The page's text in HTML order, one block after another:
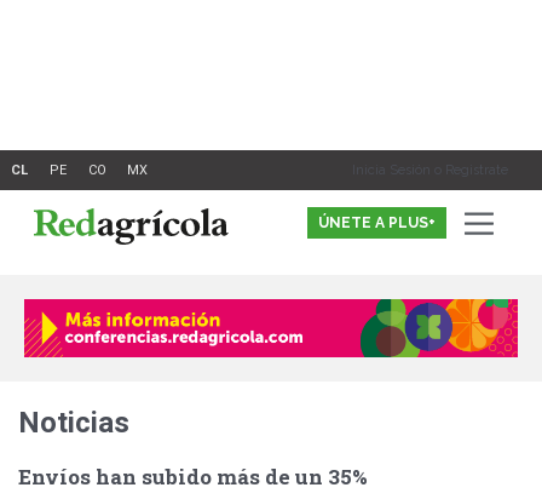
Inicia Sesión o Registrate
ÚNETE A PLUS+
Noticias
Envíos han subido más de un 35%